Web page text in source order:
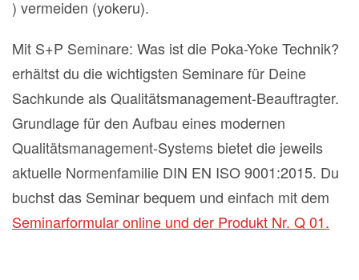
) vermeiden (yokeru).
Mit S+P Seminare: Was ist die Poka-Yoke Technik?
erhältst du die wichtigsten Seminare für Deine
Sachkunde als Qualitätsmanagement-Beauftragter.
Grundlage für den Aufbau eines modernen
Qualitätsmanagement-Systems bietet die jeweils
aktuelle Normenfamilie DIN EN ISO 9001:2015. Du
buchst das Seminar bequem und einfach mit dem
Seminarformular online und der Produkt Nr. Q 01.